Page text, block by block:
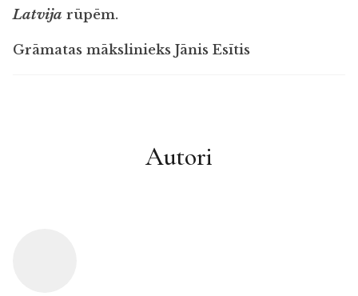
Latvija rūpēm.
Grāmatas mākslinieks Jānis Esītis
Autori